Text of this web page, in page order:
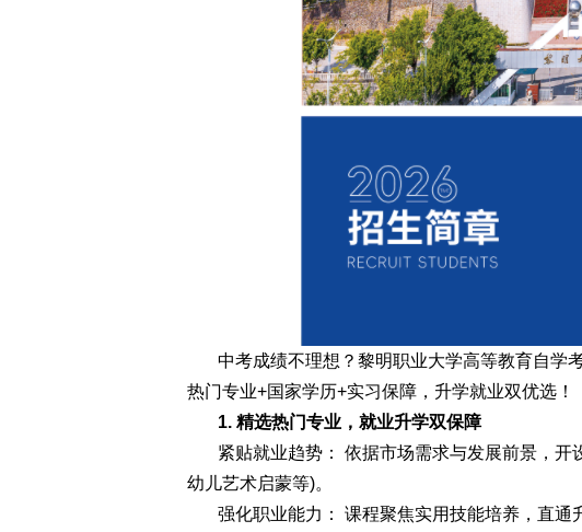
中考成绩不理想？黎明职业大学高等教育自学
热门专业+国家学历+实习保障，升学就业双优选！
1. 精选热门专业，就业升学双保障
紧贴就业趋势： 依据市场需求与发展前景，开
幼儿艺术启蒙等)。
强化职业能力： 课程聚焦实用技能培养，直通